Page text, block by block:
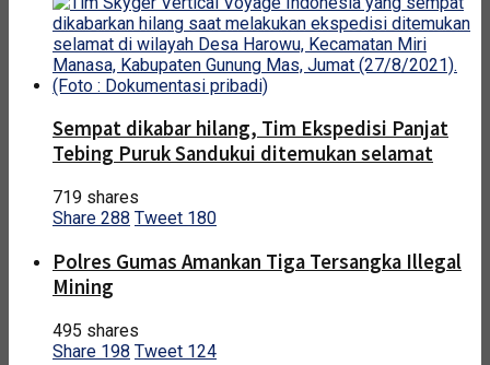
Sempat dikabar hilang, Tim Ekspedisi Panjat
Tebing Puruk Sandukui ditemukan selamat
719 shares
Share 288 Tweet 180
Polres Gumas Amankan Tiga Tersangka Illegal
Mining
495 shares
Share 198 Tweet 124